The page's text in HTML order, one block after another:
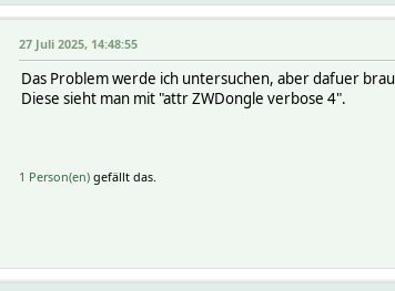
# MANUFACTURER_SPECIFIC 2
# METER 4
# POWERLEVEL 1
# SECURITY_S2 1
# SENSOR_MULTILEVEL 7
# THERMOSTAT_SETPOINT 3
# DBLOG:
# WaitForAck 0
# ZWaveDongle_MSGCNT 12261
# ZWaveDongle_TIME 2025-07-27 14:33:11
# devioNoSTATE 1
# eventCount 1
# .attraggr:
27 Juli 2025, 14:48:55
Das Problem werde ich untersuchen, aber dafuer
Diese sieht man mit "attr ZWDongle verbose 4".
1 Person(en)gefällt das.